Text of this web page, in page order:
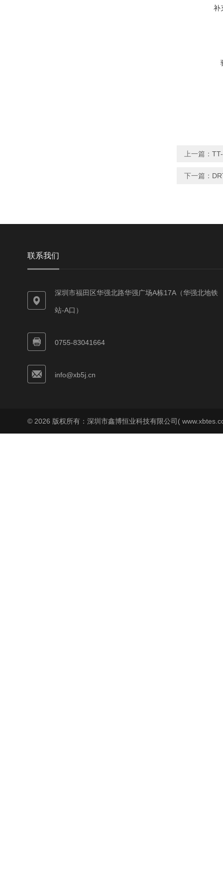
补
上一篇：
下一篇：
联系我们
深圳市福田区华强北路华强广场A栋17A（华强北地铁
站-A口）
0755-83041664
info@xb5j.cn
© 2026 版权所有：深圳市鑫博恒业科技有限公司(